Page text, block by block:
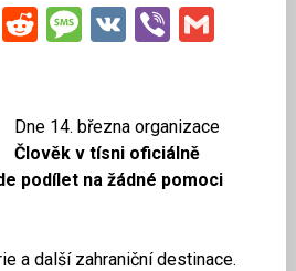
RedditMessage
VKViber
Dne 14. března organizace
Člověk v tísni oficiálně
podílet na žádné pomoci
a další zahraniční destinace.